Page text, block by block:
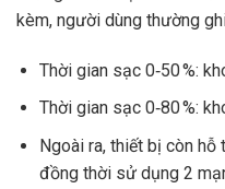
kèm, người dùng thường
Thời gian sạc 0‑50 %:
Thời gian sạc 0‑80 %:
Ngoài ra, thiết bị còn
đồng thời sử dụng 2